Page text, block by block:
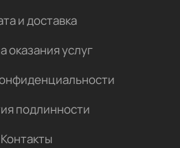
и доставка
оказания услуг
подлинности
Контакты